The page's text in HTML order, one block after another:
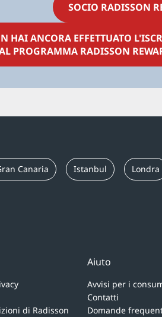
SOCIO RADISSON
HAI ANCORA EFFETTUATO
PROGRAMMA RADISSON
Canaria Istanbul Londra
di Radisson
Aiuto
Avvisi per i
Contatti
Domande